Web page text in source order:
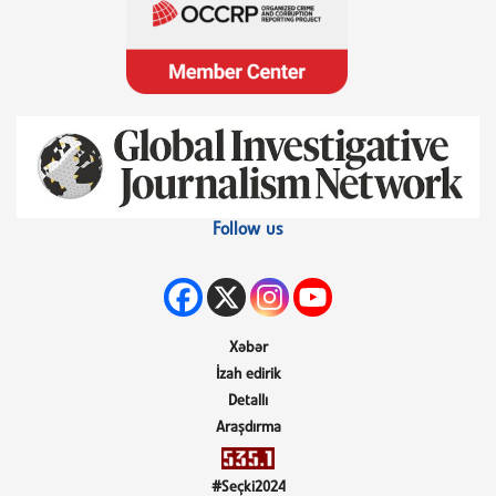
Follow us
Xəbər
İzah edirik
Detallı
Araşdırma
#Seçki2024